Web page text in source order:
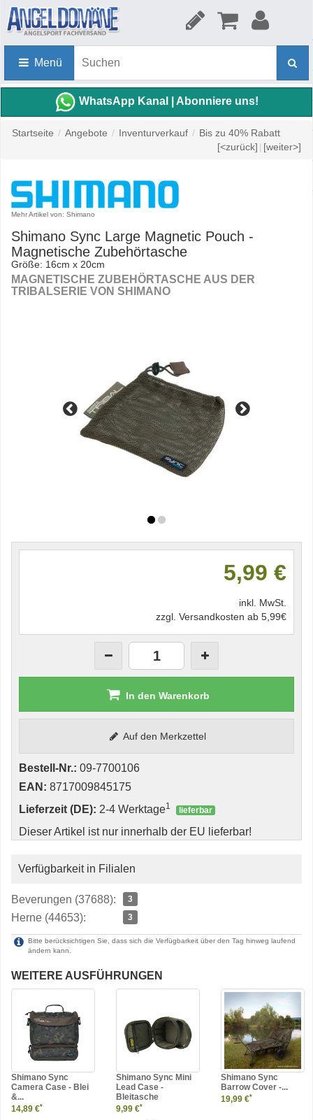
Menü
WhatsApp Kanal | Abonniere uns!
Startseite / Angebote / Inventurverkauf / Bis zu 40% Rabatt
[<zurück] | [weiter>]
Mehr Artikel von: Shimano
Shimano Sync Large Magnetic Pouch -
Magnetische Zubehörtasche
Größe: 16cm x 20cm
MAGNETISCHE ZUBEHÖRTASCHE AUS DER
TRIBALSERIE VON SHIMANO
5,99 €
inkl. MwSt.
zzgl. Versandkosten ab 5,99€
In den Warenkorb
Auf den Merkzettel
Bestell-Nr.: 09-7700106
EAN: 8717009845175
Lieferzeit (DE): 2-4 Werktage1 lieferbar
Dieser Artikel ist nur innerhalb der EU lieferbar!
Verfügbarkeit in Filialen
Beverungen (37688): 3
Herne (44653): 3
Bitte berücksichtigen Sie, dass sich die Verfügbarkeit über den Tag hinweg laufend
ändern kann.
WEITERE AUSFÜHRUNGEN
Shimano Sync
Camera Case - Blei
&...
14,89 €*
Shimano Sync Mini
Lead Case -
Bleitasche
9,99 €*
Shimano Sync
Barrow Cover -...
19,99 €*